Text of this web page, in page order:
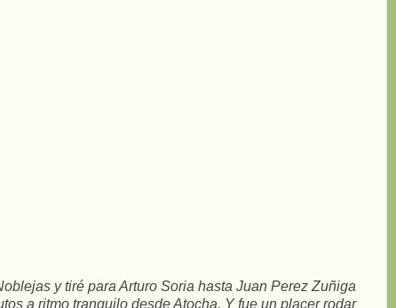
y tiré para Arturo Soria hasta Juan Perez Zuñiga
a ritmo tranquilo desde Atocha. Y fue un placer rodar